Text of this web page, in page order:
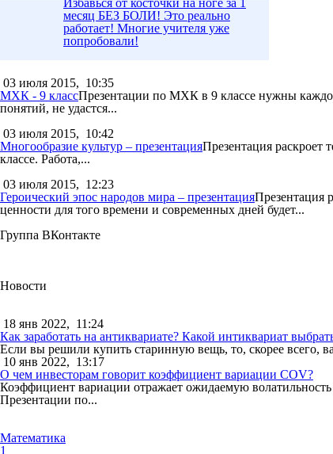
Избавься от косточки на ноге за 1
месяц БЕЗ БОЛИ! Это реально
работает! Многие учителя уже
попробовали!
03 июля 2015, 10:35
МХК - 9 классПрезентации по МХК в 9 классе нужны
понятий, не удастся...
03 июля 2015, 10:42
Многообразие культур – презентацияПрезентация раскроет
классе. Работа,...
03 июля 2015, 12:23
Героический эпос народов мира – презентацияПрезентация
ценности для того времени и современных дней будет...
Группа ВКонтакте
Новости
18 янв 2022, 11:24
Как заработать на антиквариате? Какой интиквариат
Если вы решили купить старинную вещь, то, скорее всего,
10 янв 2022, 13:17
О чем инвесторам говорит коэффициент вариации COV?
Коэффициент вариации отражает ожидаемую
Презентации по...
Математика
1